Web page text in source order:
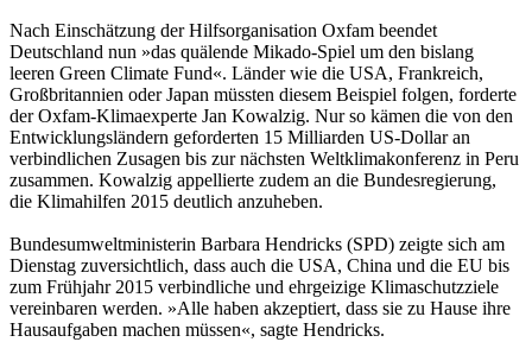
Nach Einschätzung der Hilfsorganisation Oxfam beendet
Deutschland nun »das quälende Mikado-Spiel um den bislang
leeren Green Climate Fund«. Länder wie die USA, Frankreich,
Großbritannien oder Japan müssten diesem Beispiel folgen, forderte
der Oxfam-Klimaexperte Jan Kowalzig. Nur so kämen die von den
Entwicklungsländern geforderten 15 Milliarden US-Dollar an
verbindlichen Zusagen bis zur nächsten Weltklimakonferenz in Peru
zusammen. Kowalzig appellierte zudem an die Bundesregierung,
die Klimahilfen 2015 deutlich anzuheben.
Bundesumweltministerin Barbara Hendricks (SPD) zeigte sich am
Dienstag zuversichtlich, dass auch die USA, China und die EU bis
zum Frühjahr 2015 verbindliche und ehrgeizige Klimaschutzziele
vereinbaren werden. »Alle haben akzeptiert, dass sie zu Hause ihre
Hausaufgaben machen müssen«, sagte Hendricks.